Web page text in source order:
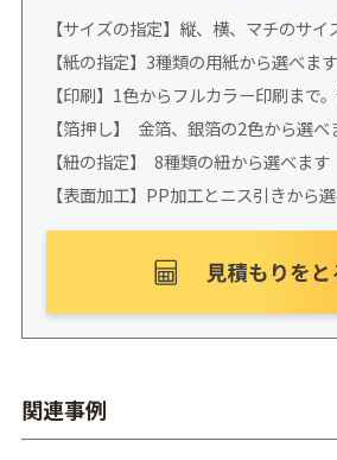
【サイズの指定】縦、横、マチのサ
【紙の指定】3種類の用紙から選べます
【印刷】1色からフルカラー印刷まで
【箔押し】 金箔、銀箔の2色から選べ
【紐の指定】 8種類の紐から選べます
【表面加工】PP加工とニス引きから
関連事例